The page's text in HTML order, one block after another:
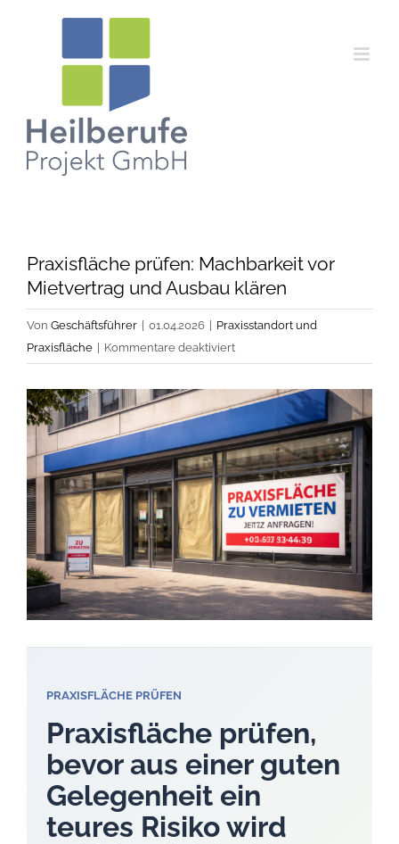
Praxisfläche prüfen: Machbarkeit vor
Mietvertrag und Ausbau klären
Von Geschäftsführer 01.04.2026
Praxisstandort und
Praxisfläche
Kommentare deaktiviertfür
prüfen:
Machbarkeit
vor
Mietvertrag
und
Ausbau
klären
PRAXISFLÄCHE PRÜFEN
Praxisfläche prüfen,
bevor aus einer guten
Gelegenheit ein
teures Risiko wird